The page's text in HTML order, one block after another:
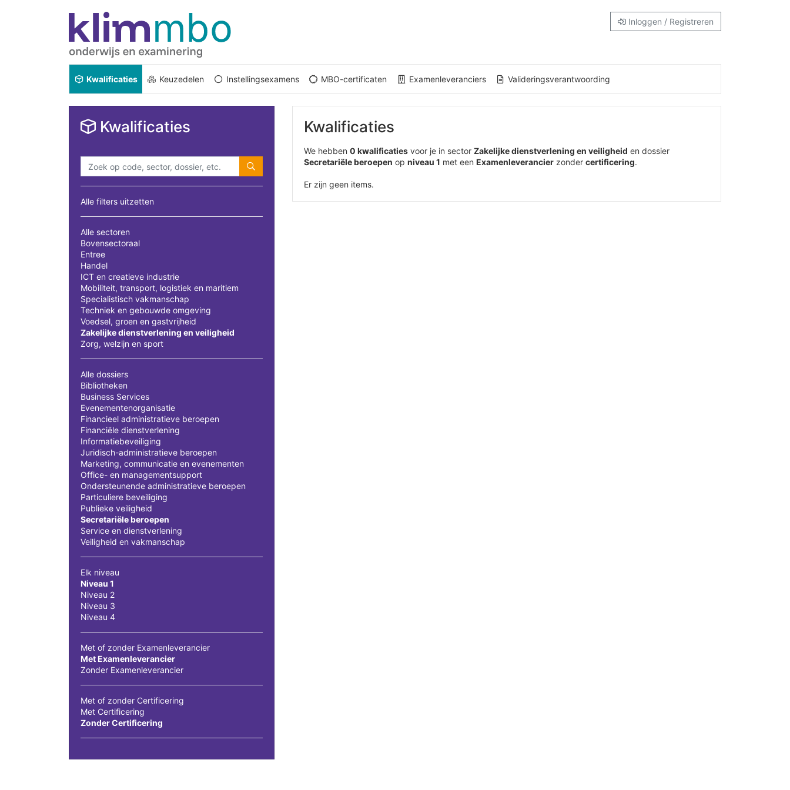
Inloggen / Registreren
Kwalificaties Keuzedelen Instellingsexamens MBO-certificaten Examenleveranciers Valideringsverantwoording
Kwalificaties
Alle filters uitzetten
Alle sectoren
Bovensectoraal
Entree
Handel
ICT en creatieve industrie
Mobiliteit, transport, logistiek en maritiem
Specialistisch vakmanschap
Techniek en gebouwde omgeving
Voedsel, groen en gastvrijheid
Zakelijke dienstverlening en veiligheid
Zorg, welzijn en sport
Alle dossiers
Bibliotheken
Business Services
Evenementenorganisatie
Financieel administratieve beroepen
Financiële dienstverlening
Informatiebeveiliging
Juridisch-administratieve beroepen
Marketing, communicatie en evenementen
Office- en managementsupport
Ondersteunende administratieve beroepen
Particuliere beveiliging
Publieke veiligheid
Secretariële beroepen
Service en dienstverlening
Veiligheid en vakmanschap
Elk niveau
Niveau 1
Niveau 2
Niveau 3
Niveau 4
Met of zonder Examenleverancier
Met Examenleverancier
Zonder Examenleverancier
Met of zonder Certificering
Met Certificering
Zonder Certificering
Kwalificaties
We hebben 0 kwalificaties voor je in sector Zakelijke dienstverlening en veiligheid en dossier
Secretariële beroepen op niveau 1 met een Examenleverancier zonder certificering.
Er zijn geen items.